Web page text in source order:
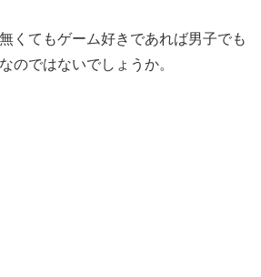
くてもゲーム好きであれば男子でも
のではないでしょうか。